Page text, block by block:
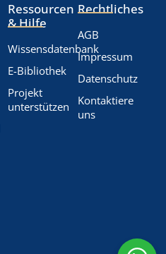
Ressourcen
& Hilfe
Wissensdatenbank
E-Bibliothek
Projekt
unterstützen
Rechtliches
AGB
Impressum
Datenschutz
Kontaktiere
uns